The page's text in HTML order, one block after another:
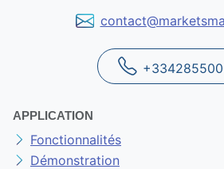
APPLICATION
Fonctionnalités
Démonstration